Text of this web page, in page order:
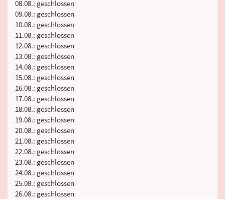
08.08.: geschlossen
09.08.: geschlossen
10.08.: geschlossen
11.08.: geschlossen
12.08.: geschlossen
13.08.: geschlossen
14.08.: geschlossen
15.08.: geschlossen
16.08.: geschlossen
17.08.: geschlossen
18.08.: geschlossen
19.08.: geschlossen
20.08.: geschlossen
21.08.: geschlossen
22.08.: geschlossen
23.08.: geschlossen
24.08.: geschlossen
25.08.: geschlossen
26.08.: geschlossen